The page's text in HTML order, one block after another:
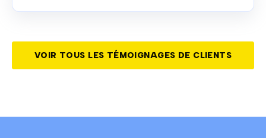
VOIR TOUS LES TÉMOIGNAGES DE CLIENTS